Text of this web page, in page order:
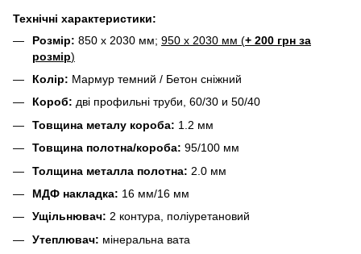
Технічні характеристики:
Розмір: 850 х 2030 мм; 950 х 2030 мм (+ 200 грн за
розмір)
Колір: Мармур темний / Бетон сніжний
Короб: дві профильні труби, 60/30 и 50/40
Товщина металу короба: 1.2 мм
Товщина полотна/короба: 95/100 мм
Толщина металла полотна: 2.0 мм
МДФ накладка: 16 мм/16 мм
Ущільнювач: 2 контура, поліуретановий
Утеплювач: мінеральна вата